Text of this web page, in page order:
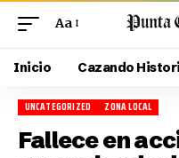
Aa
Inicio Cazando
UNCATEGORIZED ZONA LOCAL
Fallece en